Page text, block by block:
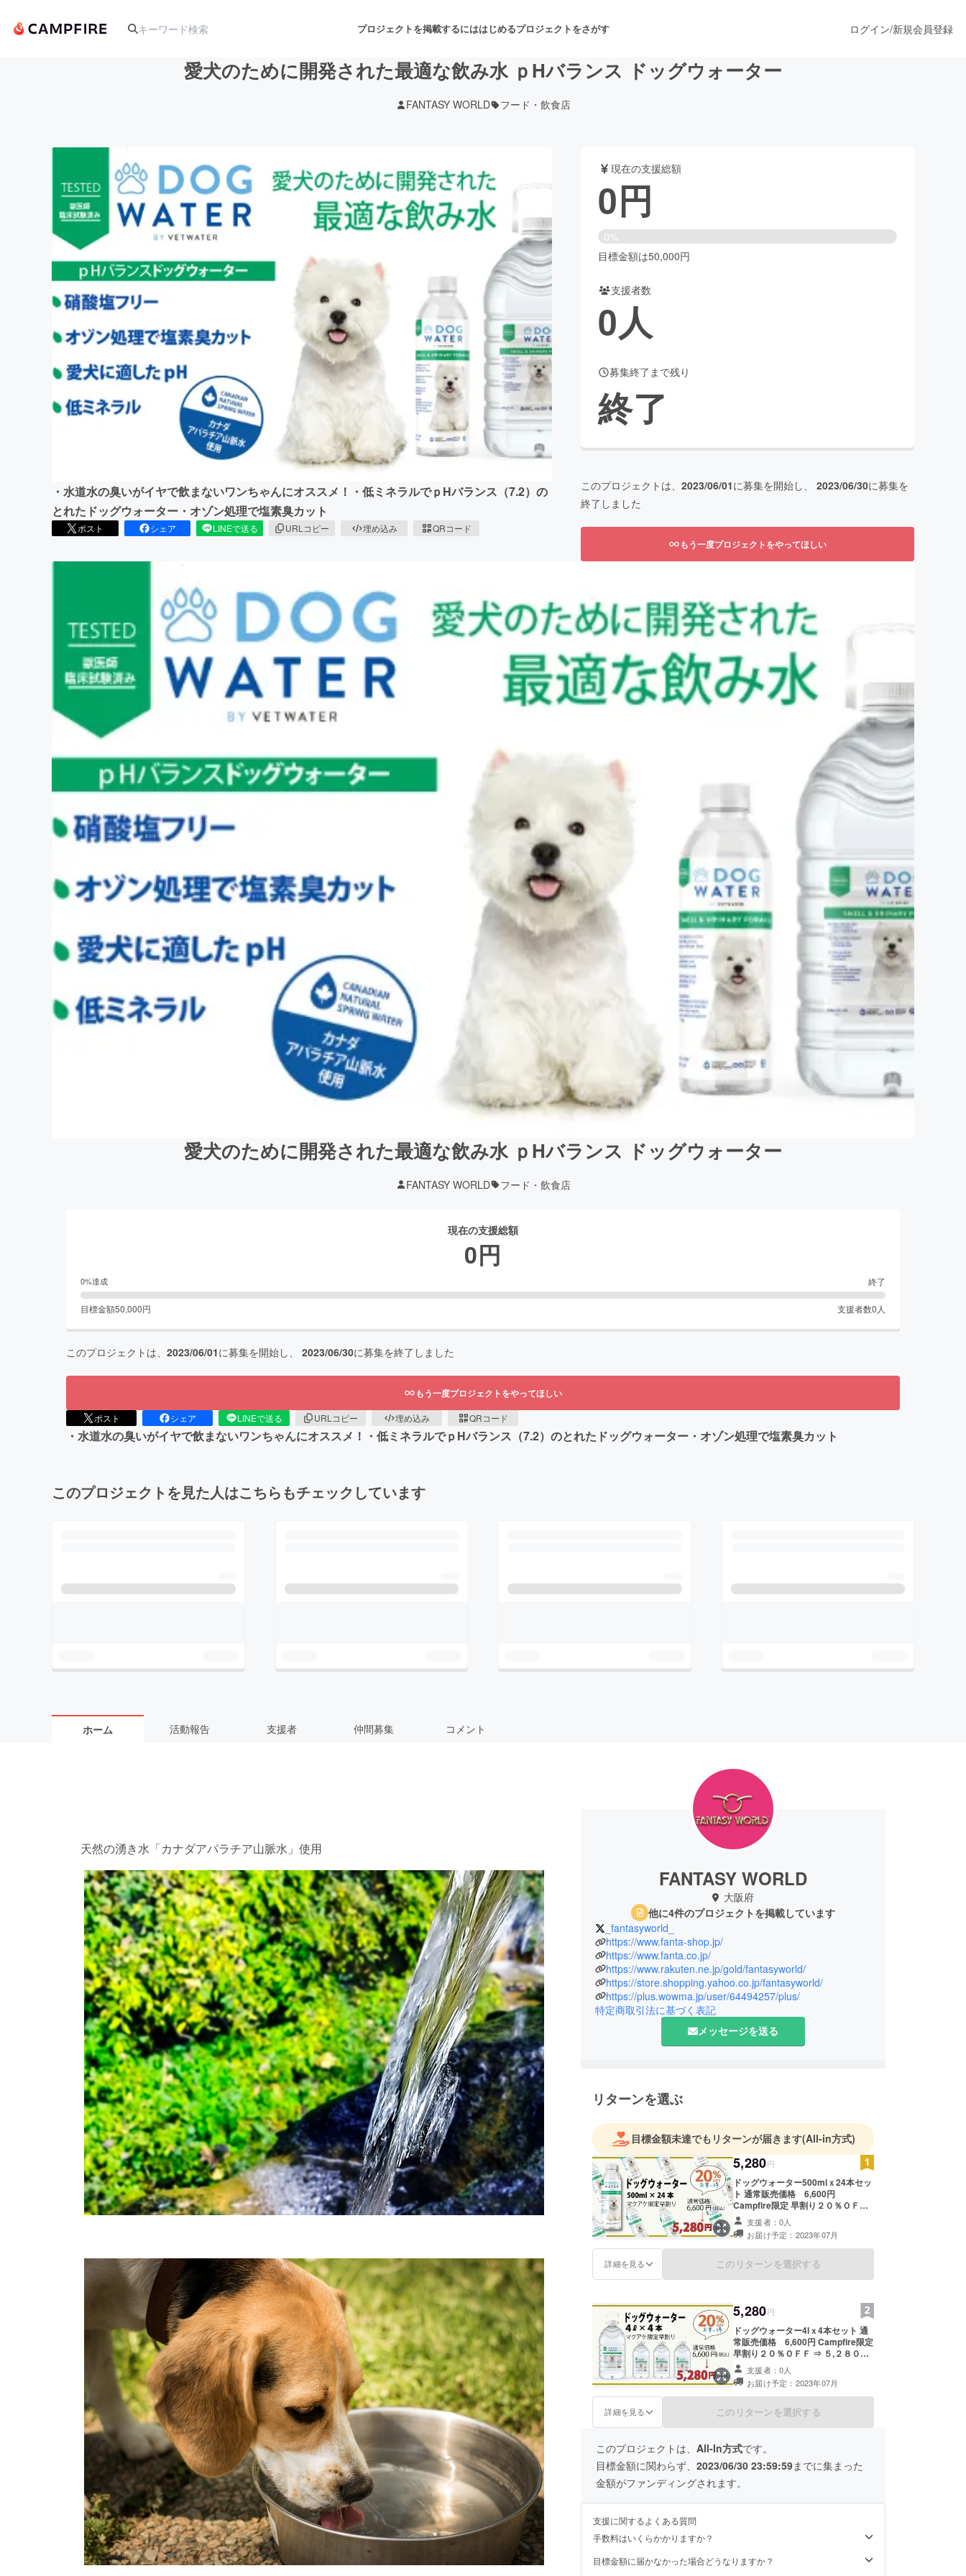
プロジェクトを掲載するにははじめるプロジェクトをさがす
アート・写真 音楽 舞台・パフォーマンス
テクノロジー・ガジェット ゲーム・サービス開発 フード・飲食店
アニメ・漫画
ビジネス・起業 チャレンジ ビューティー・ヘルスケア
まちづくり・地域活性化
CAMPFIRE for Social GoodCAMPFIRE Creation
CAMPFIREふるさと納税machi-ya コミュニティ
ログイン/新規会員登録
愛犬のために開発された最適な飲み水 ｐHバランス ドッグウォーター
FANTASY WORLD フード・飲食店
・水道水の臭いがイヤで飲まないワンちゃんにオススメ！・低ミネラルでｐHバランス（7.2）の
とれたドッグウォーター・オゾン処理で塩素臭カット
ポスト シェア LINEで送る URLコピー 埋め込み QRコード
現在の支援総額
0円
0%
目標金額は50,000円
支援者数
0人
募集終了まで残り
終了
このプロジェクトは、 2023/06/01に募集を開始し、 2023/06/30に募集を
終了しました
もう一度プロジェクトをやってほしい
愛犬のために開発された最適な飲み水 ｐHバランス ドッグウォーター
FANTASY WORLD フード・飲食店
現在の支援総額
0円
0%達成 終了
目標金額50,000円 支援者数0 人
このプロジェクトは、 2023/06/01に募集を開始し、 2023/06/30に募集を終了しました
もう一度プロジェクトをやってほしい
ポスト シェア LINEで送る URLコピー 埋め込み QRコード
・水道水の臭いがイヤで飲まないワンちゃんにオススメ！・低ミネラルでｐHバランス（7.2）のとれたドッグウォーター・オゾン処理で塩素臭カット
このプロジェクトを見た人はこちらもチェックしています
ホーム 活動報告 支援者 仲間募集 コメント
天然の湧き水「カナダアパラチア山脈水」使用
FANTASY WORLD
大阪府
他に4件のプロジェクトを掲載しています
_fantasyworld_
https://www.fanta-shop.jp/
https://www.fanta.co.jp/
https://www.rakuten.ne.jp/gold/fantasyworld/
https://store.shopping.yahoo.co.jp/fantasyworld/
https://plus.wowma.jp/user/64494257/plus/
特定商取引法に基づく表記
メッセージを送る
リターンを選ぶ
目標金額未達でもリターンが届きます(All-in方式)
5,280円
ドッグウォーター500mlｘ24本セッ
ト 通常販売価格 6,600円
Campfire限定 早割り２０％ＯＦＦ
⇒ ５,２８０円 賞味期限：製造より
36ヶ月支援者：0人
お届け予定：2023年07月
詳細を見る このリターンを選択する
5,280円
ドッグウォーター4lｘ4本セット 通
常販売価格 6,600円 Campfire限定
早割り２０％ＯＦＦ ⇒ ５,２８０円
賞味期限：製造より36ヶ月
支援者：0人
お届け予定：2023年07月
詳細を見る このリターンを選択する
このプロジェクトは、 All-In方式です。
目標金額に関わらず、 2023/06/30 23:59:59までに集まった
金額がファンディングされます。
支援に関するよくある質問
手数料はいくらかかりますか？
目標金額に届かなかった場合どうなりますか？